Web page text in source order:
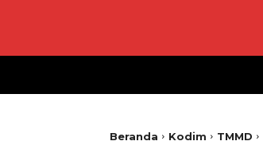
Beranda Kodim TMMD